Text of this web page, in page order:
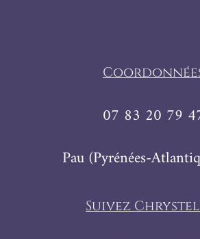
07 83 20 79
Pau (Pyrénées-
Suivez